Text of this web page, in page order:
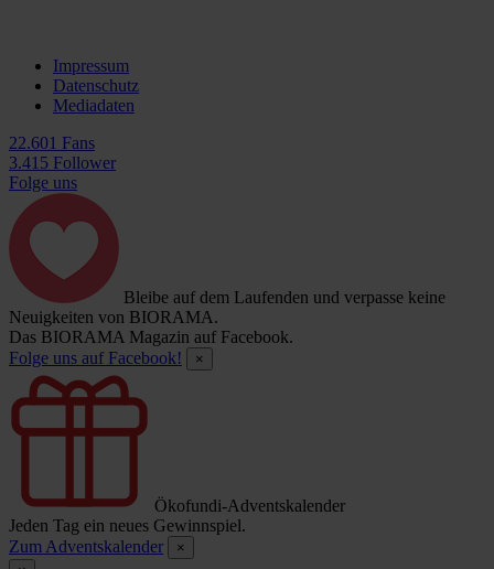
Impressum
Datenschutz
Mediadaten
22.601 Fans
3.415 Follower
Folge uns
Bleibe auf dem Laufenden und verpasse keine
Neuigkeiten von BIORAMA.
Das BIORAMA Magazin auf Facebook.
Folge uns auf Facebook!
×
Ökofundi-Adventskalender
Jeden Tag ein neues Gewinnspiel.
Zum Adventskalender
×